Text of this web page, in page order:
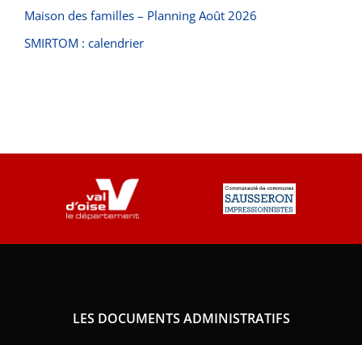
Maison des familles – Planning Août 2026
SMIRTOM : calendrier
LES DOCUMENTS ADMINISTRATIFS